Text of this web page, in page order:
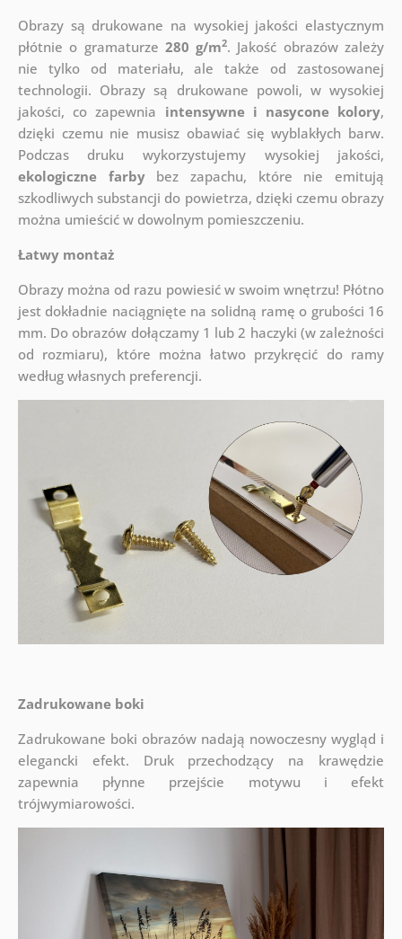
Obrazy są drukowane na wysokiej jakości elastycznym
płótnie o gramaturze 280 g/m2. Jakość obrazów zależy
nie tylko od materiału, ale także od zastosowanej
technologii. Obrazy są drukowane powoli, w wysokiej
jakości, co zapewnia intensywne i nasycone kolory,
dzięki czemu nie musisz obawiać się wyblakłych barw.
Podczas druku wykorzystujemy wysokiej jakości,
ekologiczne farbybez zapachu, które nie emitują
szkodliwych substancji do powietrza, dzięki czemu obrazy
można umieścić w dowolnym pomieszczeniu.
Łatwy montaż
Obrazy można od razu powiesić w swoim wnętrzu! Płótno
jest dokładnie naciągnięte na solidną ramę o grubości 16
mm. Do obrazów dołączamy 1 lub 2 haczyki (w zależności
od rozmiaru), które można łatwo przykręcić do ramy
według własnych preferencji.
Zadrukowane boki
Zadrukowane boki obrazów nadają nowoczesny wygląd i
elegancki efekt. Druk przechodzący na krawędzie
zapewnia płynne przejście motywu i efekt
trójwymiarowości.